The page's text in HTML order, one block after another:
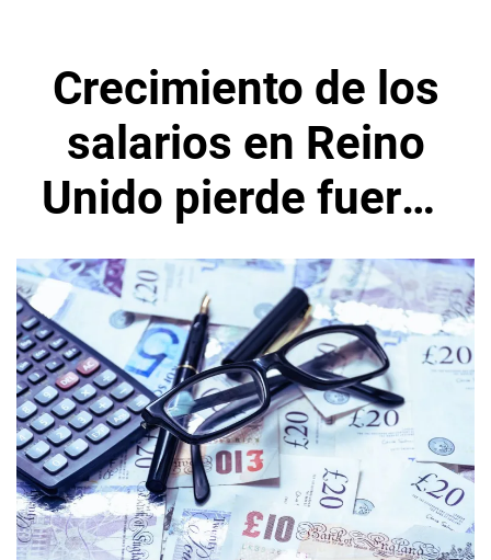
Crecimiento de los
salarios en Reino
Unido pierde fuerza
entre mayo y julio